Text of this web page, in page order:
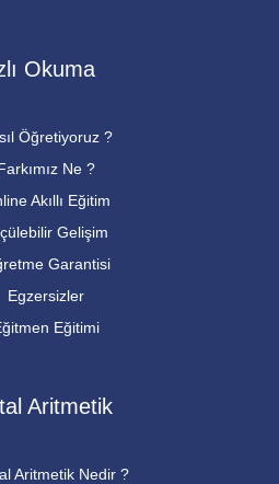
Okuma
Öğretiyoruz ?
Ne ?
Akıllı Eğitim
Gelişim
Garantisi
Egzersizler
Eğitimi
Aritmetik
Aritmetik Nedir ?